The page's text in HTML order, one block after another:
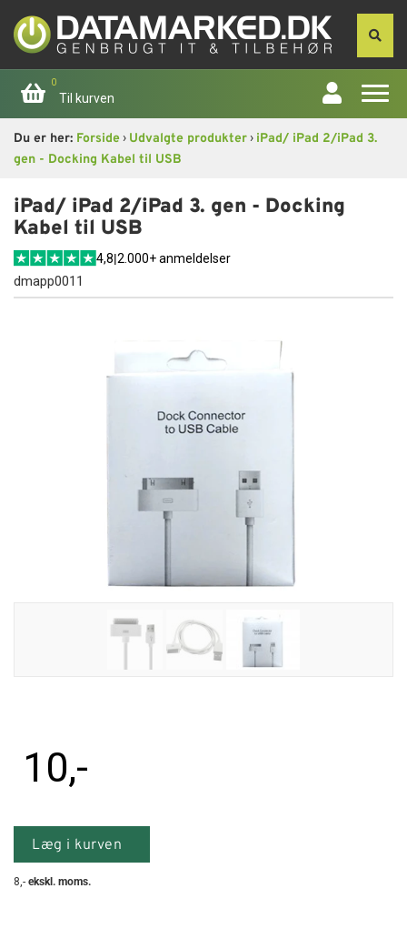
0
Til kurven
Forside
Apple
Skærme
Reparationer og RMA
>>BACK-2-SCHOOL<<
Du er her: Forside› Udvalgte produkter› iPad/ iPad 2/iPad 3.
gen - Docking Kabel til USB
iPad/ iPad 2/iPad 3. gen - Docking
Kabel til USB
4,8|2.000+ anmeldelser
dmapp0011
10,-
Læg i kurven
8 ,- ekskl. moms.